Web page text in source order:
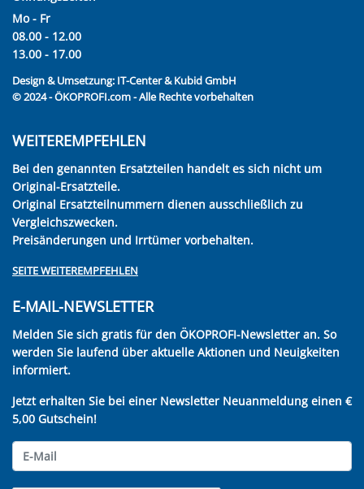
Mo - Fr
08.00 - 12.00
13.00 - 17.00
Design & Umsetzung: IT-Center & Kubid GmbH
© 2024 - ÖKOPROFI.com - Alle Rechte vorbehalten
WEITEREMPFEHLEN
Bei den genannten Ersatzteilen handelt es sich nicht um
Original-Ersatzteile.
Original Ersatzteilnummern dienen ausschließlich zu
Vergleichszwecken.
Preisänderungen und Irrtümer vorbehalten.
SEITE WEITEREMPFEHLEN
E-MAIL-NEWSLETTER
Melden Sie sich gratis für den ÖKOPROFI-Newsletter an. So
werden Sie laufend über aktuelle Aktionen und Neuigkeiten
informiert.
Jetzt erhalten Sie bei einer Newsletter Neuanmeldung einen €
5,00 Gutschein!